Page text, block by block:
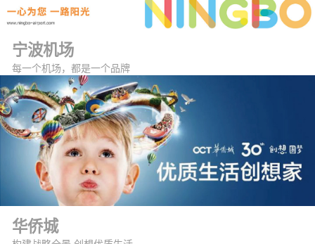
宁波机场
每一个机场，都是一个品牌
华侨城